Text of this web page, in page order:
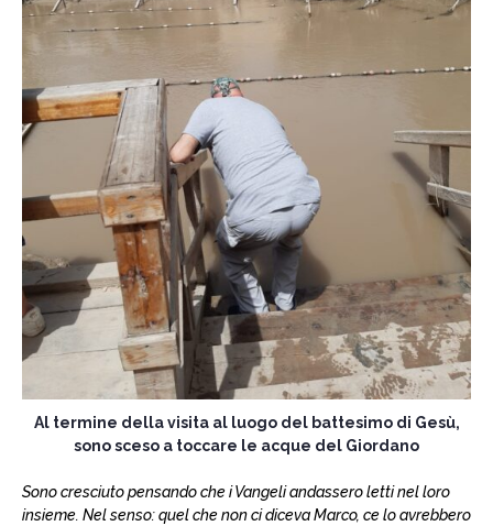
Al termine della visita al luogo del battesimo di Gesù,
sono sceso a toccare le acque del Giordano
Sono cresciuto pensando che i Vangeli andassero letti nel loro
insieme. Nel senso: quel che non ci diceva Marco, ce lo avrebbero